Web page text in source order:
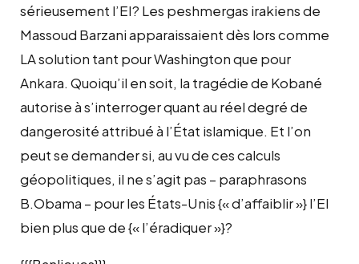
sérieusement l’EI? Les peshmergas irakiens de
Massoud Barzani apparaissaient dès lors comme
LA solution tant pour Washington que pour
Ankara. Quoiqu’il en soit, la tragédie de Kobané
autorise à s’interroger quant au réel degré de
dangerosité attribué à l’État islamique. Et l’on
peut se demander si, au vu de ces calculs
géopolitiques, il ne s’agit pas – paraphrasons
B.Obama – pour les États-Unis {« d’affaiblir »} l’EI
bien plus que de {« l’éradiquer »}?